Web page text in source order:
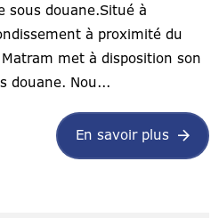
sous douane.Situé à
à proximité du
met à disposition son
douane. Nou...
En savoir plus